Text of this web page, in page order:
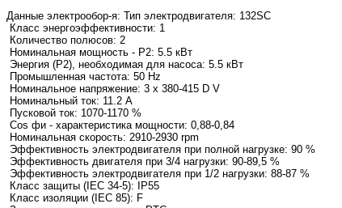
Данные электрообор-я: Тип электродвигателя: 132SC
Класс энергоэффективности: 1
Количество полюсов: 2
Номинальная мощность - P2: 5.5 кВт
Энергия (Р2), необходимая для насоса: 5.5 кВт
Промышленная частота: 50 Hz
Номинальное напряжение: 3 x 380-415 D V
Номинальный ток: 11.2 A
Пусковой ток: 1070-1170 %
Cos фи - характеристика мощности: 0,88-0,84
Номинальная скорость: 2910-2930 rpm
Эффективность электродвигателя при полной нагрузке: 90 %
Эффективность двигателя при 3/4 нагрузки: 90-89,5 %
Эффективность электродвигателя при 1/2 нагрузки: 88-87 %
Класс защиты (IEC 34-5): IP55
Класс изоляции (IEC 85): F